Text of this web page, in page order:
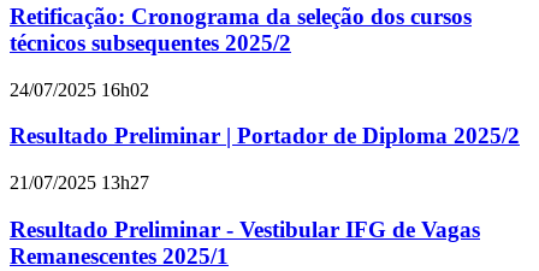
Retificação: Cronograma da seleção dos cursos
técnicos subsequentes 2025/2
24/07/2025 16h02
Resultado Preliminar | Portador de Diploma 2025/2
21/07/2025 13h27
Resultado Preliminar - Vestibular IFG de Vagas
Remanescentes 2025/1